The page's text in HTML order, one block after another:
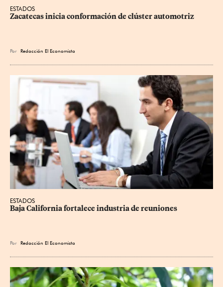
ESTADOS
Zacatecas inicia conformación de clúster automotriz
Por Redacción El Economista
ESTADOS
Baja California fortalece industria de reuniones
Por Redacción El Economista